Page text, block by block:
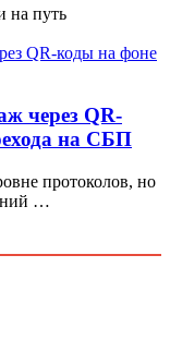
на путь
через QR-
на СБП
протоколов, но
…